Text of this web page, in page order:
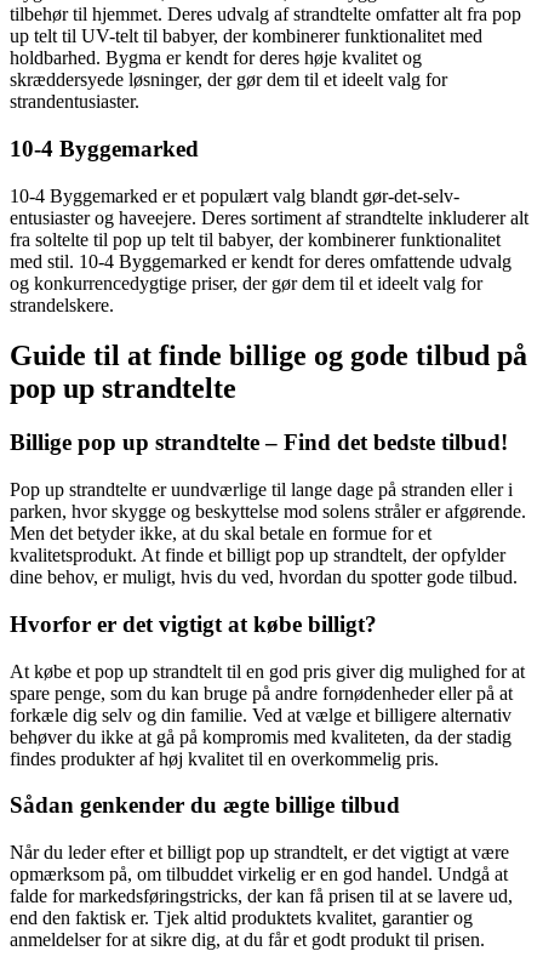
tilbehør til hjemmet. Deres udvalg af strandtelte omfatter alt fra pop
up telt til UV-telt til babyer, der kombinerer funktionalitet med
holdbarhed. Bygma er kendt for deres høje kvalitet og
skræddersyede løsninger, der gør dem til et ideelt valg for
strandentusiaster.
10-4 Byggemarked
10-4 Byggemarked er et populært valg blandt gør-det-selv-
entusiaster og haveejere. Deres sortiment af strandtelte inkluderer alt
fra soltelte til pop up telt til babyer, der kombinerer funktionalitet
med stil. 10-4 Byggemarked er kendt for deres omfattende udvalg
og konkurrencedygtige priser, der gør dem til et ideelt valg for
strandelskere.
Guide til at finde billige og gode tilbud på
pop up strandtelte
Billige pop up strandtelte – Find det bedste tilbud!
Pop up strandtelte er uundværlige til lange dage på stranden eller i
parken, hvor skygge og beskyttelse mod solens stråler er afgørende.
Men det betyder ikke, at du skal betale en formue for et
kvalitetsprodukt. At finde et billigt pop up strandtelt, der opfylder
dine behov, er muligt, hvis du ved, hvordan du spotter gode tilbud.
Hvorfor er det vigtigt at købe billigt?
At købe et pop up strandtelt til en god pris giver dig mulighed for at
spare penge, som du kan bruge på andre fornødenheder eller på at
forkæle dig selv og din familie. Ved at vælge et billigere alternativ
behøver du ikke at gå på kompromis med kvaliteten, da der stadig
findes produkter af høj kvalitet til en overkommelig pris.
Sådan genkender du ægte billige tilbud
Når du leder efter et billigt pop up strandtelt, er det vigtigt at være
opmærksom på, om tilbuddet virkelig er en god handel. Undgå at
falde for markedsføringstricks, der kan få prisen til at se lavere ud,
end den faktisk er. Tjek altid produktets kvalitet, garantier og
anmeldelser for at sikre dig, at du får et godt produkt til prisen.